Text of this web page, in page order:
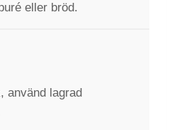
eller bröd.
använd lagrad